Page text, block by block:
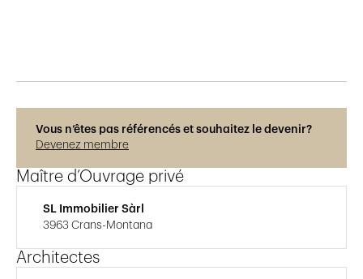
Vous n’êtes pas référencés et souhaitez le devenir?
Devenez membre
Maître d’Ouvrage privé
SL Immobilier Sàrl
3963 Crans-Montana
Architectes